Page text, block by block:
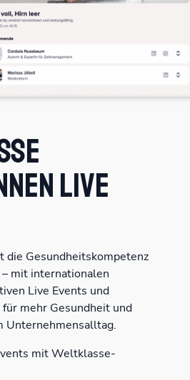
live
Gesundheitskompetenz
mit internationalen
Live Events und
mehr Gesundheit und
Unternehmensalltag.
mit Weltklasse-